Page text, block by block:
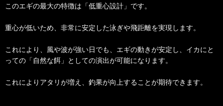
このエギの最大の特徴は「低重心設計」です。
重心が低いため、非常に安定した泳ぎや飛距離を実現します。
これにより、風や波が強い日でも、エギの動きが安定し、イカにと
っての「自然な餌」としての演出が可能になります。
これによりアタリが増え、釣果が向上することが期待できます。